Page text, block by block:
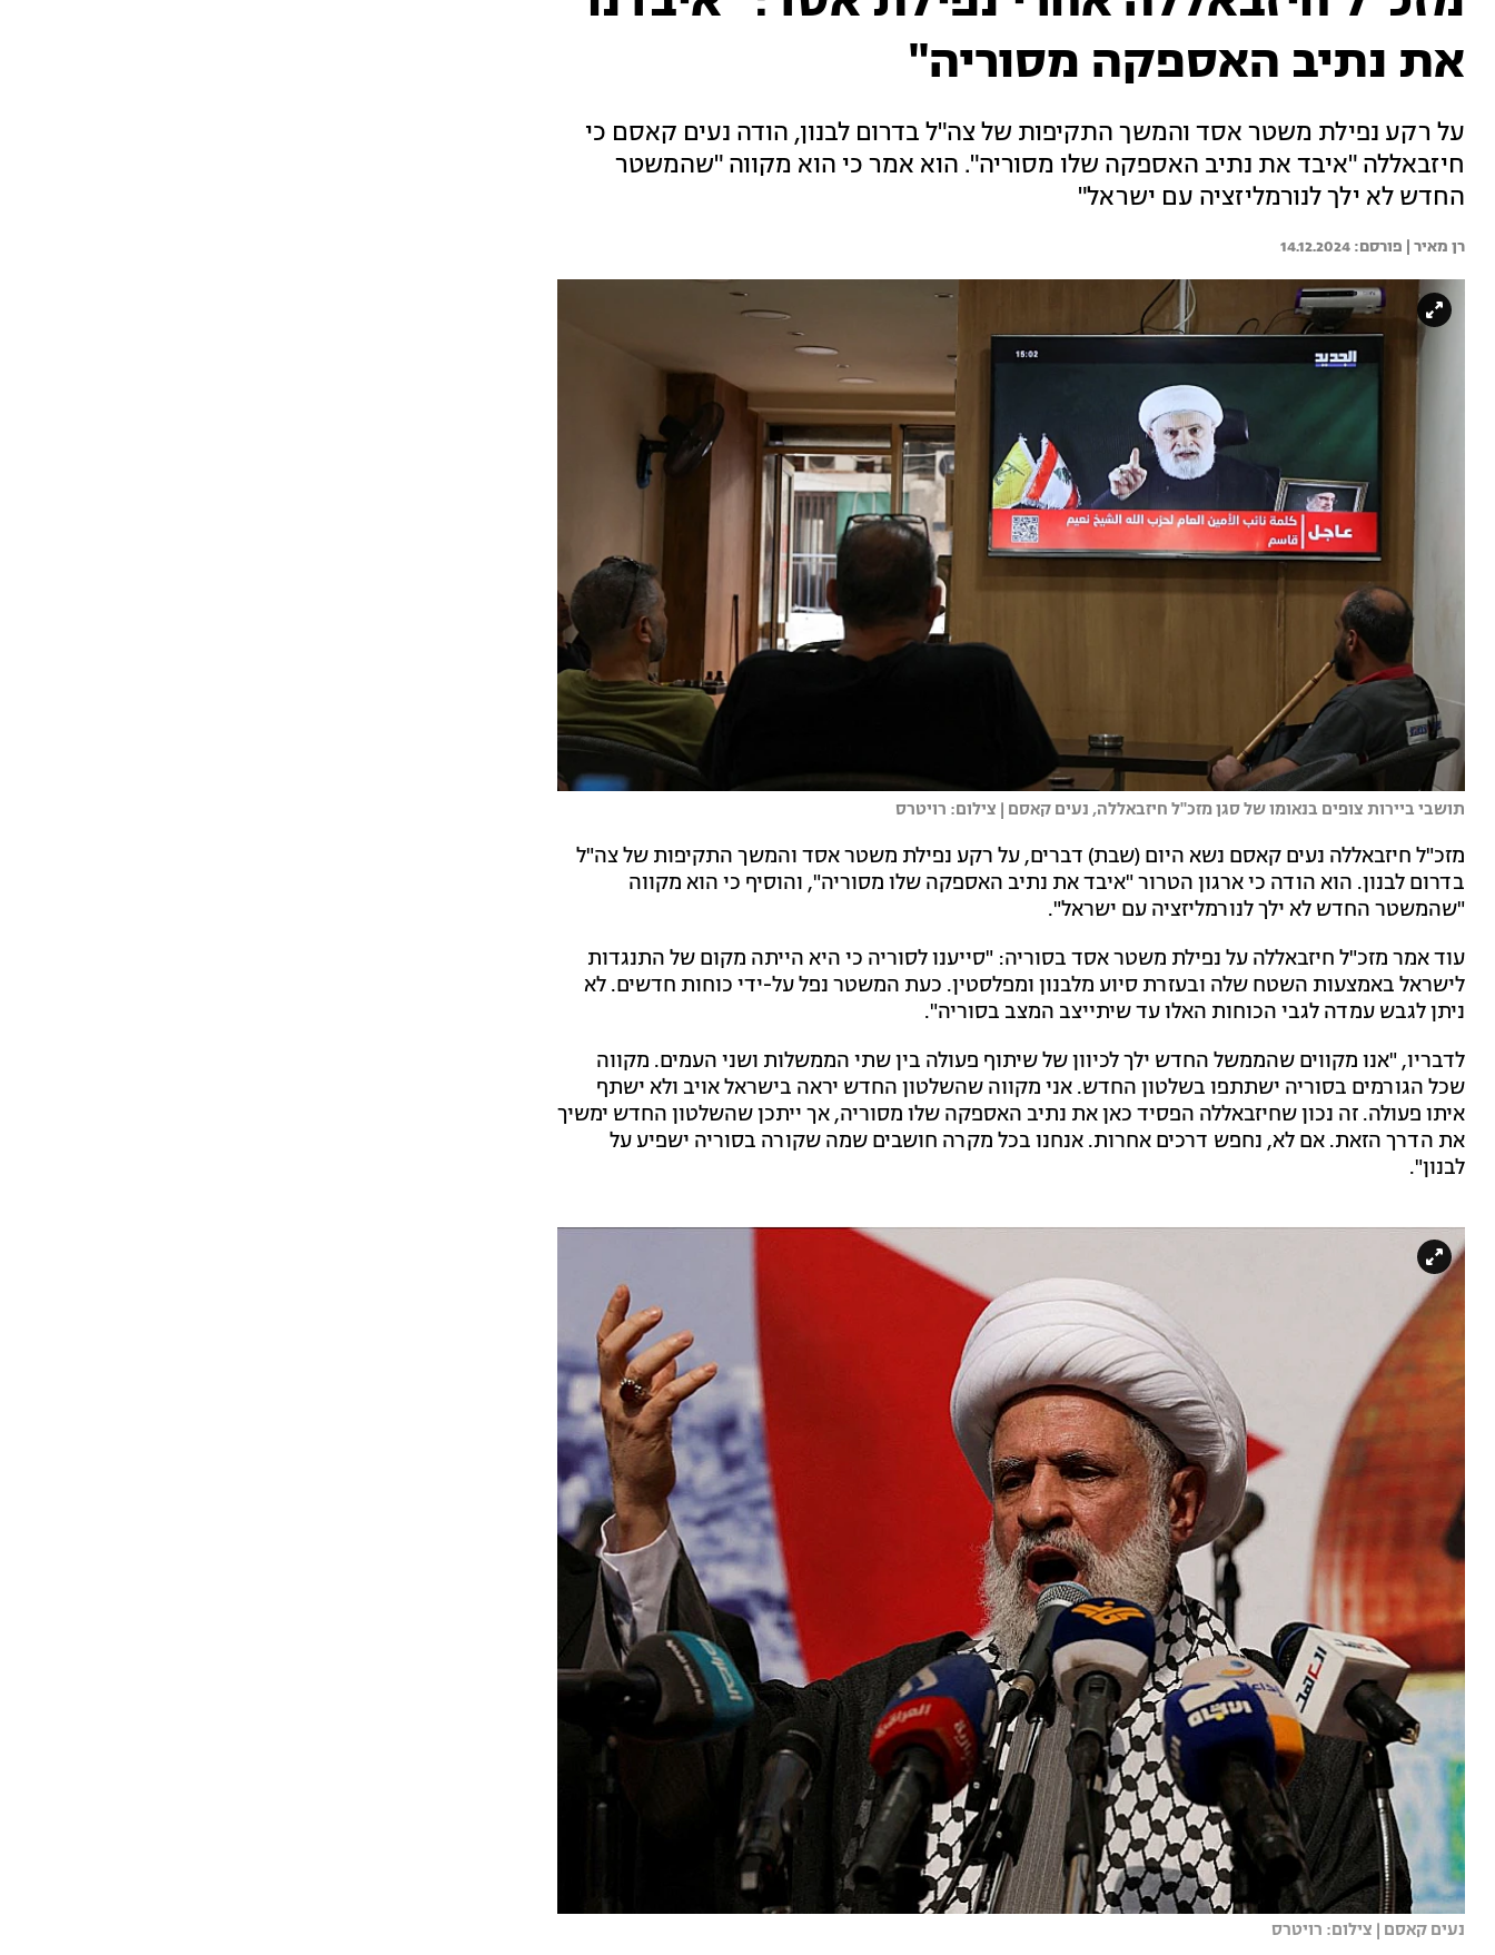
את נתיב האספקה מסוריה"
על רקע נפילת משטר אסד והמשך התקיפות של צה"ל בדרום לבנון, הודה נעים קאסם כי
חיזבאללה "איבד את נתיב האספקה שלו מסוריה". הוא אמר כי הוא מקווה "שהמשטר
החדש לא ילך לנורמליזציה עם ישראל"
רן מאיר | 14.12.2024
תושבי ביירות צופים בנאומו של סגן מזכ"ל חיזבאללה, נעים קאסם | צילום: רויטרס
מזכ"ל חיזבאללה נעים קאסם נשא היום (שבת) דברים, על רקע נפילת משטר אסד והמשך התקיפות של צה"ל
בדרום לבנון. הוא הודה כי ארגון הטרור "איבד את נתיב האספקה שלו מסוריה", והוסיף כי הוא מקווה
"שהמשטר החדש לא ילך לנורמליזציה עם ישראל".
עוד אמר מזכ"ל חיזבאללה על נפילת משטר אסד בסוריה: "סייענו לסוריה כי היא הייתה מקום של התנגדות
לישראל באמצעות השטח שלה ובעזרת סיוע מלבנון ומפלסטין. כעת המשטר נפל על-ידי כוחות חדשים. לא
ניתן לגבש עמדה לגבי הכוחות האלו עד שיתייצב המצב בסוריה".
לדבריו, "אנו מקווים שהממשל החדש ילך לכיוון של שיתוף פעולה בין שתי הממשלות ושני העמים. מקווה
שכל הגורמים בסוריה ישתתפו בשלטון החדש. אני מקווה שהשלטון החדש יראה בישראל אויב ולא ישתף
איתו פעולה. זה נכון שחיזבאללה הפסיד כאן את נתיב האספקה שלו מסוריה, אך ייתכן שהשלטון החדש ימשיך
את הדרך הזאת. אם לא, נחפש דרכים אחרות. אנחנו בכל מקרה חושבים שמה שקורה בסוריה ישפיע על
לבנון".
נעים קאסם | צילום: רויטרס